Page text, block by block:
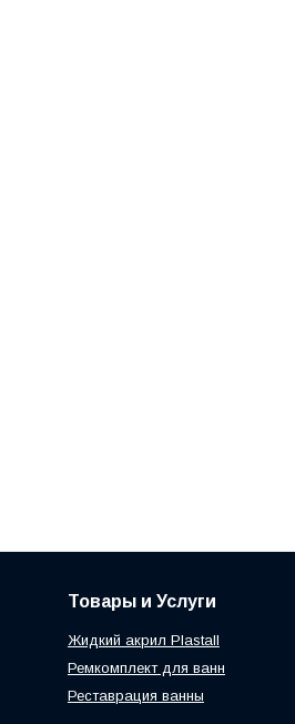
Товары и Услуги
Жидкий акрил Plastall
Ремкомплект для ванн
Реставрация ванны